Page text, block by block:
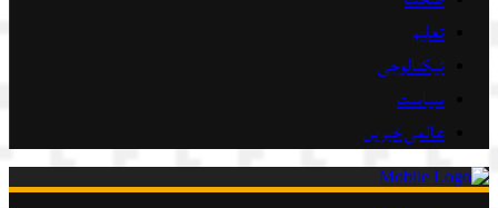
تعلیم
ٹیکنالوجی
سیاست
عالمی خبریں